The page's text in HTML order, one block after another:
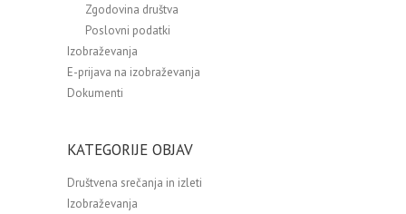
Zgodovina društva
Poslovni podatki
Izobraževanja
E-prijava na izobraževanja
Dokumenti
KATEGORIJE OBJAV
Društvena srečanja in izleti
Izobraževanja